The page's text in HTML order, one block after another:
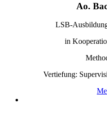
Ao.
LSB-
in
Vertiefung: